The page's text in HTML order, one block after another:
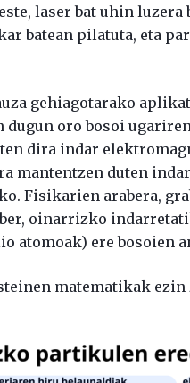
laser bat uhin
batean pilatuta, eta
gehiagotarako
dugun oro bosoi
dira indar
mantentzen duten
Fisikarien arabera,
oinarrizko
atomoak) ere bosoien
matematikak